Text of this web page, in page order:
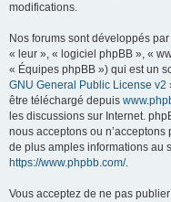
modifications.
Nos forums sont développés
« leur », « logiciel phpBB », «
« Équipes phpBB ») qui est un
GNU General Public License v2
être téléchargé depuis
les discussions sur Internet.
nous acceptons ou
de plus amples informations au
https://www.phpbb.com/.
Vous acceptez de ne pas